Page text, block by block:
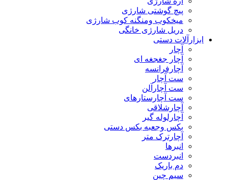
پیچ گوشتی شارژی
میخکوب ومنگنه کوب شارژی
دریل شارژی خانگی
ابزارآلات دستی
آچار
آچار جغجغه ای
آچارفرانسه
ست آچار
ست آچارآلن
ست آچارستارهای
آچارشلاقی
آچارلوله گیر
بکس وجعبه بکس دستی
آچارترک متر
انبرها
انبردست
دم باریک
سیم چین